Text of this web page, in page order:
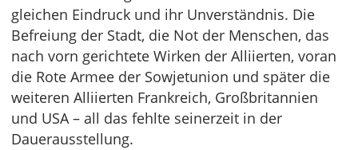
gleichen Eindruck und ihr Unverständnis. Die
Befreiung der Stadt, die Not der Menschen, das
nach vorn gerichtete Wirken der Alliierten, voran
die Rote Armee der Sowjetunion und später die
weiteren Alliierten Frankreich, Großbritannien
und USA – all das fehlte seinerzeit in der
Dauerausstellung.